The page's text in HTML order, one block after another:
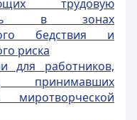
трудовую
в зонах
бедствия и
риска
для работников,
принимавших